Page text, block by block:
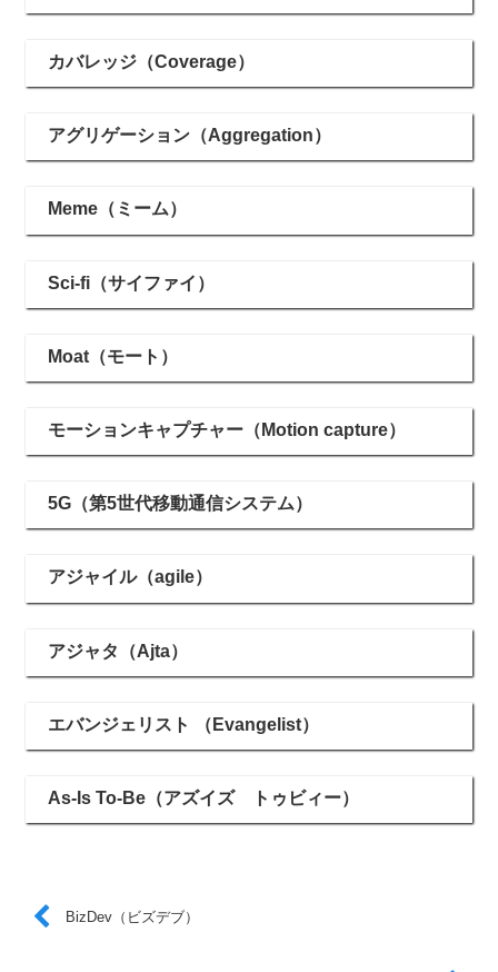
カバレッジ（Coverage）
アグリゲーション（Aggregation）
Meme（ミーム）
Sci-fi（サイファイ）
Moat（モート）
モーションキャプチャー（Motion capture）
5G（第5世代移動通信システム）
アジャイル（agile）
アジャタ（Ajta）
エバンジェリスト （Evangelist）
As-Is To-Be（アズイズ トゥビィー）
BizDev（ビズデブ）